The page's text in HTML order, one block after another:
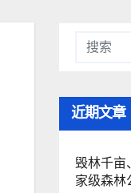
近期文章
毁林千亩
家级森林